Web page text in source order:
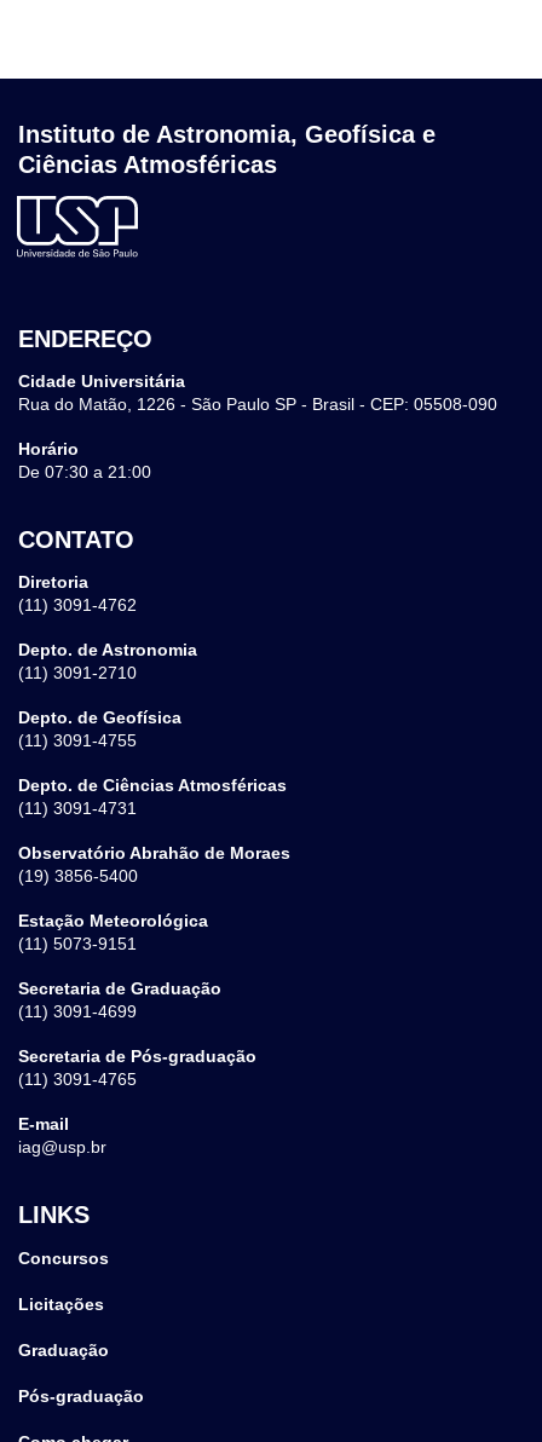
Instituto de Astronomia, Geofísica e
Ciências Atmosféricas
ENDEREÇO
Cidade Universitária
Rua do Matão, 1226 - São Paulo SP - Brasil - CEP: 05508-090
Horário
De 07:30 a 21:00
CONTATO
Diretoria
(11) 3091-4762
Depto. de Astronomia
(11) 3091-2710
Depto. de Geofísica
(11) 3091-4755
Depto. de Ciências Atmosféricas
(11) 3091-4731
Observatório Abrahão de Moraes
(19) 3856-5400
Estação Meteorológica
(11) 5073-9151
Secretaria de Graduação
(11) 3091-4699
Secretaria de Pós-graduação
(11) 3091-4765
E-mail
iag@usp.br
LINKS
Concursos
Licitações
Graduação
Pós-graduação